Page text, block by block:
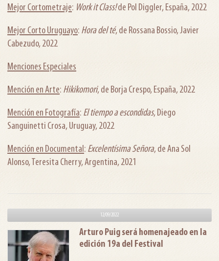
Mejor Cortometraje: Work it Class!de Pol Diggler, España, 2022
Mejor Corto Uruguayo: Hora del té, de Rossana Bossio, Javier
Cabezudo, 2022
Menciones Especiales
Mención en Arte: Hikikomori, de Borja Crespo, España, 2022
Mención en Fotografía: El tiempo a escondidas, Diego
Sanguinetti Crosa, Uruguay, 2022
Mención en Documental : Excelentísima Señora, de Ana Sol
Alonso, Teresita Cherry, Argentina, 2021
12/09/2022
Arturo Puig será homenajeado en la
edición 19a del Festival